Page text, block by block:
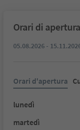
Orari di apertura
05.08.2026 -
Orari d'apertura
lunedì
martedì